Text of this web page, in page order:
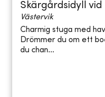
Skärgårdsidyll
Västervik
Charmig stuga med
Drömmer du om ett
du chan...